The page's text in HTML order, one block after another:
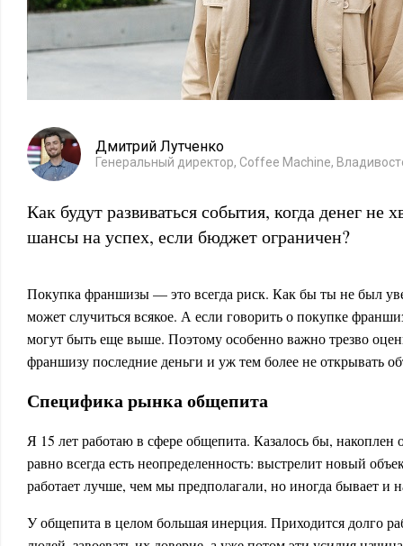
Дмитрий Лутченко
Генеральный директор, Coffee Machine,
Как будут развиваться события, когда денег не
шансы на успех, если бюджет ограничен?
Покупка франшизы — это всегда риск. Как бы ты не был
может случиться всякое. А если говорить о покупке
могут быть еще выше. Поэтому особенно важно трезво
франшизу последние деньги и уж тем более не открывать
Специфика рынка общепита
Я 15 лет работаю в сфере общепита. Казалось бы, накоплен
равно всегда есть неопределенность: выстрелит новый
работает лучше, чем мы предполагали, но иногда бывает и
У общепита в целом большая инерция. Приходится долго